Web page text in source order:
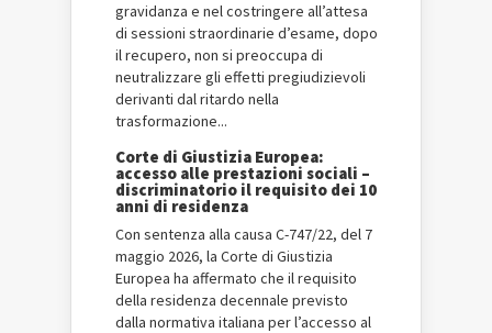
gravidanza e nel costringere all’attesa
di sessioni straordinarie d’esame, dopo
il recupero, non si preoccupa di
neutralizzare gli effetti pregiudizievoli
derivanti dal ritardo nella
trasformazione...
Corte di Giustizia Europea:
accesso alle prestazioni sociali –
discriminatorio il requisito dei 10
anni di residenza
Con sentenza alla causa C-747/22, del 7
maggio 2026, la Corte di Giustizia
Europea ha affermato che il requisito
della residenza decennale previsto
dalla normativa italiana per l’accesso al